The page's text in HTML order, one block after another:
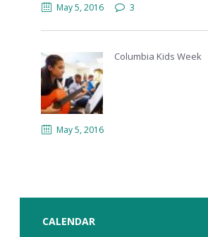
May 5, 2016 3
Columbia Kids Week
May 5, 2016
CALENDAR